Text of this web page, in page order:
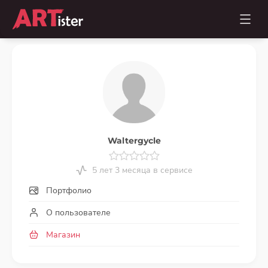
Waltergycle
5 лет 3 месяца в сервисе
Портфолио
О пользователе
Магазин